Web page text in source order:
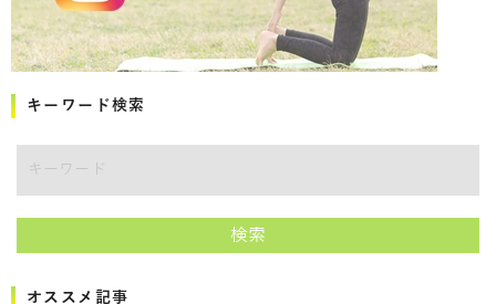
キーワード検索
検索
オススメ記事